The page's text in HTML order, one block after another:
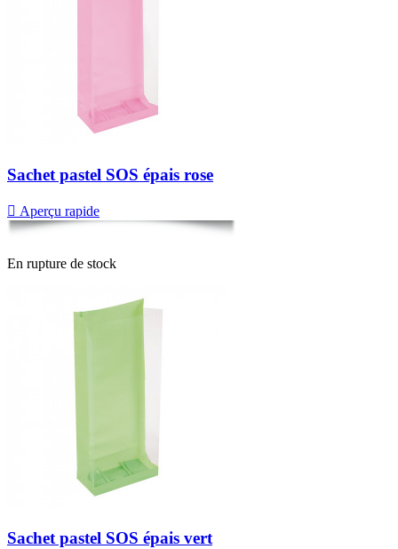
Sachet pastel SOS épais rose
 Aperçu rapide
En rupture de stock
Sachet pastel SOS épais vert